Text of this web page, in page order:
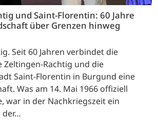
und Saint-Florentin: 60 Jahre
über Grenzen hinweg
Seit 60 Jahren verbindet die
Zeltingen-Rachtig und die
Saint-Florentin in Burgund eine
Was am 14. Mai 1966 offiziell
war in der Nachkriegszeit ein
der…